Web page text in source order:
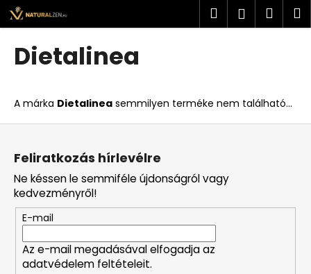
Ugrás
fő
tartalomhoz
Keresés
Dietalinea
A márka Dietalinea semmilyen terméke nem található...
K
o
i
t
k
e
r
e
s
?
L
Feliratkozás hírlevélre
Ne késsen le semmiféle újdonságról vagy
kedvezményről!
E-mail
Az e-mail megadásával elfogadja az
adatvédelem feltételeit.